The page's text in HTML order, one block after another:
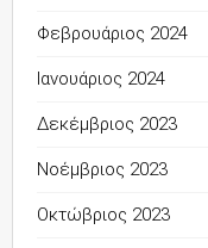
Φεβρουάριος 2024
Ιανουάριος 2024
Δεκέμβριος 2023
Νοέμβριος 2023
Οκτώβριος 2023